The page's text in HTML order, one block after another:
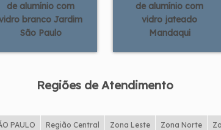
de alumínio com
branco Jardim
São Paulo
de alumínio com
vidro jateado
Mandaqui
Regiões de Atendimento
PAULO Região Central Zona Leste Zona Norte